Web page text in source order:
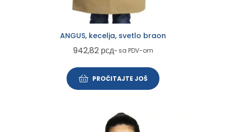
ANGUS, kecelja, svetlo braon
942,82 рсд~ sa PDV-om
PROČITAJTE JOŠ